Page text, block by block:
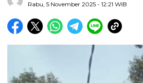
Rabu, 5 November 2025 - 12:21 WIB